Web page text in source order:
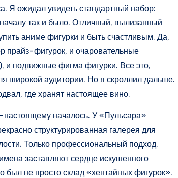
Я ожидал увидеть стандартный набор:
так и было. Отличный, вылизанный
аниме фигурки и быть счастливым. Да,
прайз-фигурок, и очаровательные
и подвижные фигма фигурки. Все это,
широкой аудитории. Но я скроллил дальше.
где хранят настоящее вино.
настоящему началось. У «Пульсара»
структурированная галерея для
Только профессиональный подход.
заставляют сердце искушенного
не просто склад «хентайных фигурок».